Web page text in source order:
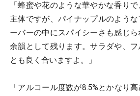
「蜂蜜や花のような華やかな香り
主体ですが、パイナップルのよう
ーバーの中にスパイシーさも感じ
余韻として残ります。サラダや、フ
とも良く合いますよ。」
「アルコール度数が8.5%とかなり